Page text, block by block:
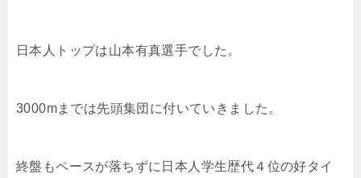
日本人トップは山本有真選手でした。
3000mまでは先頭集団に付いていきました。
終盤もペースが落ちずに日本人学生歴代４位の好タイ